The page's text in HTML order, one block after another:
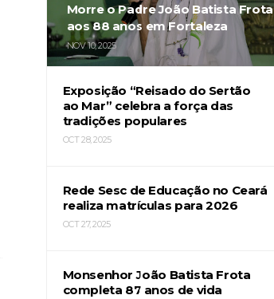
Morre o Padre João Batista Frota
aos 88 anos em Fortaleza
NOV 10, 2025
Exposição “Reisado do Sertão
ao Mar” celebra a força das
tradições populares
OCT 28, 2025
Rede Sesc de Educação no Ceará
realiza matrículas para 2026
OCT 27, 2025
Monsenhor João Batista Frota
completa 87 anos de vida